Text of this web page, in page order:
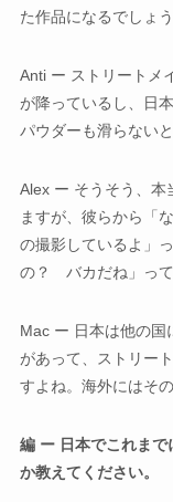
た作品になるでしょう
Anti ー ストリートメ
が降っているし、日
パウダーも滑らないと
Alex ー そうそう、本
ますが、彼らから「
の撮影しているよ」
の？ バカだね」って
Mac ー 日本は他の国
があって、ストリー
すよね。海外にはそ
編 ー 日本でこれま
か教えてください。